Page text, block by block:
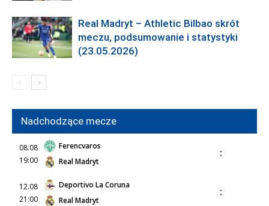
Real Madryt – Athletic Bilbao skrót
meczu, podsumowanie i statystyki
(23.05.2026)
Nadchodzące mecze
08.08
19:00
Ferencvaros
Real Madryt
:
12.08
21:00
Deportivo La Coruna
Real Madryt
: